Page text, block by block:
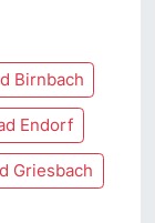
Birnbach
Endorf
Griesbach